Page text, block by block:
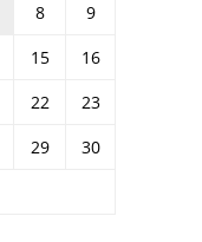
8
9
15
16
22
23
29
30